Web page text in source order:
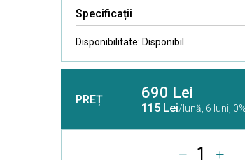
Specificații
Disponibilitate: Disponibil
PREȚ 690 Lei
115 Lei/lună, 6 luni,
1